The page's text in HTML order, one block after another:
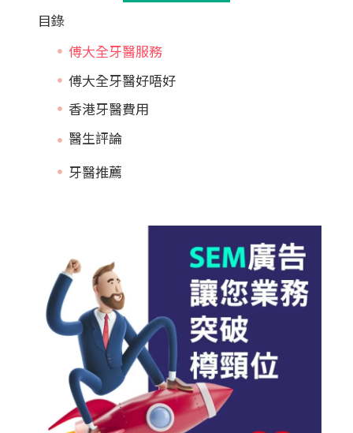
目錄
傅大全牙醫服務
傅大全牙醫好唔好
香港牙醫費用
牙醫推薦